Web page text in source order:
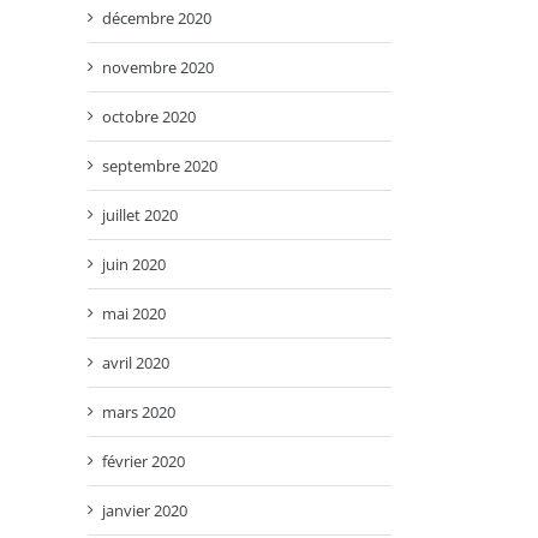
décembre 2020
novembre 2020
octobre 2020
septembre 2020
juillet 2020
juin 2020
mai 2020
avril 2020
mars 2020
février 2020
janvier 2020